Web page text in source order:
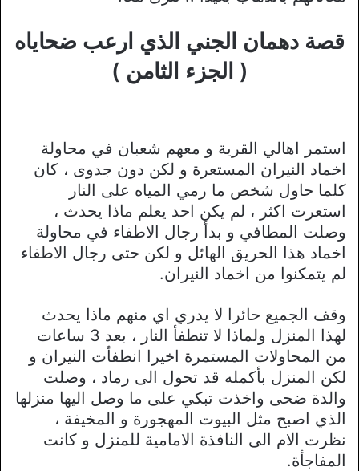
قصة دهمان الجني الذي ارعب ضحاياه
( الجزء الثامن )
استمر اهالي القرية و معهم شعبان في محاولة
اخماد النيران المستعرة و لكن دون جدوى ، كان
كلما حاول شخص ما رمي المياه على النار
استعرت اكثر ، لم يكن احد يعلم ماذا يحدث ،
وصلت المطافي و بدأ رجال الاطفاء في محاولة
اخماد هذا الحريق الهائل و لكن حتى رجال الاطفاء
لم يتمكنوا من اخماد النيران.
وقف الجميع حائرا لا يدري اي منهم ماذا يحدث
لهذا المنزل ولماذا لا تنطفأ النار ، بعد 3 ساعات
من المحاولات المستمرة اخيرا انطفأت النيران و
لكن المنزل بأكمله قد تحول الى رماد ، وصلت
والدة ضحى واخذت تبكي على ما وصل اليها منزلها
الذي اصبح مثل البيوت المهجورة و المخيفة ،
نظرت الام الى النافذة الامامية للمنزل و كانت
المفاجأة.